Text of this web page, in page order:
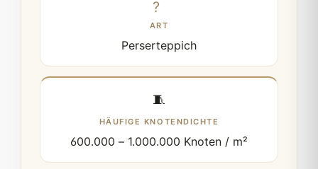
ART
Perserteppich
🧵
HÄUFIGE KNOTENDICHTE
600.000 – 1.000.000 Knoten / m²